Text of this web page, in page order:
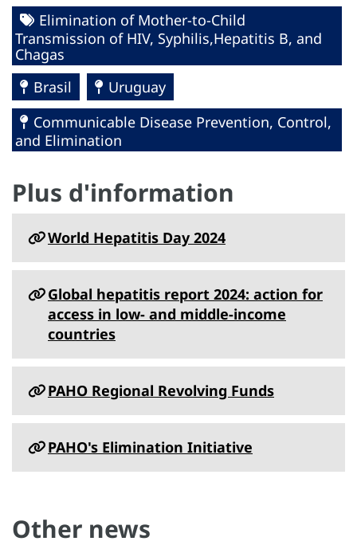
Elimination of Mother-to-Child
Transmission of HIV, Syphilis,Hepatitis B, and
Chagas
Brasil
Uruguay
Communicable Disease Prevention, Control,
and Elimination
Plus d'information
World Hepatitis Day 2024
Global hepatitis report 2024: action for
access in low- and middle-income
countries
PAHO Regional Revolving Funds
PAHO's Elimination Initiative
Other news